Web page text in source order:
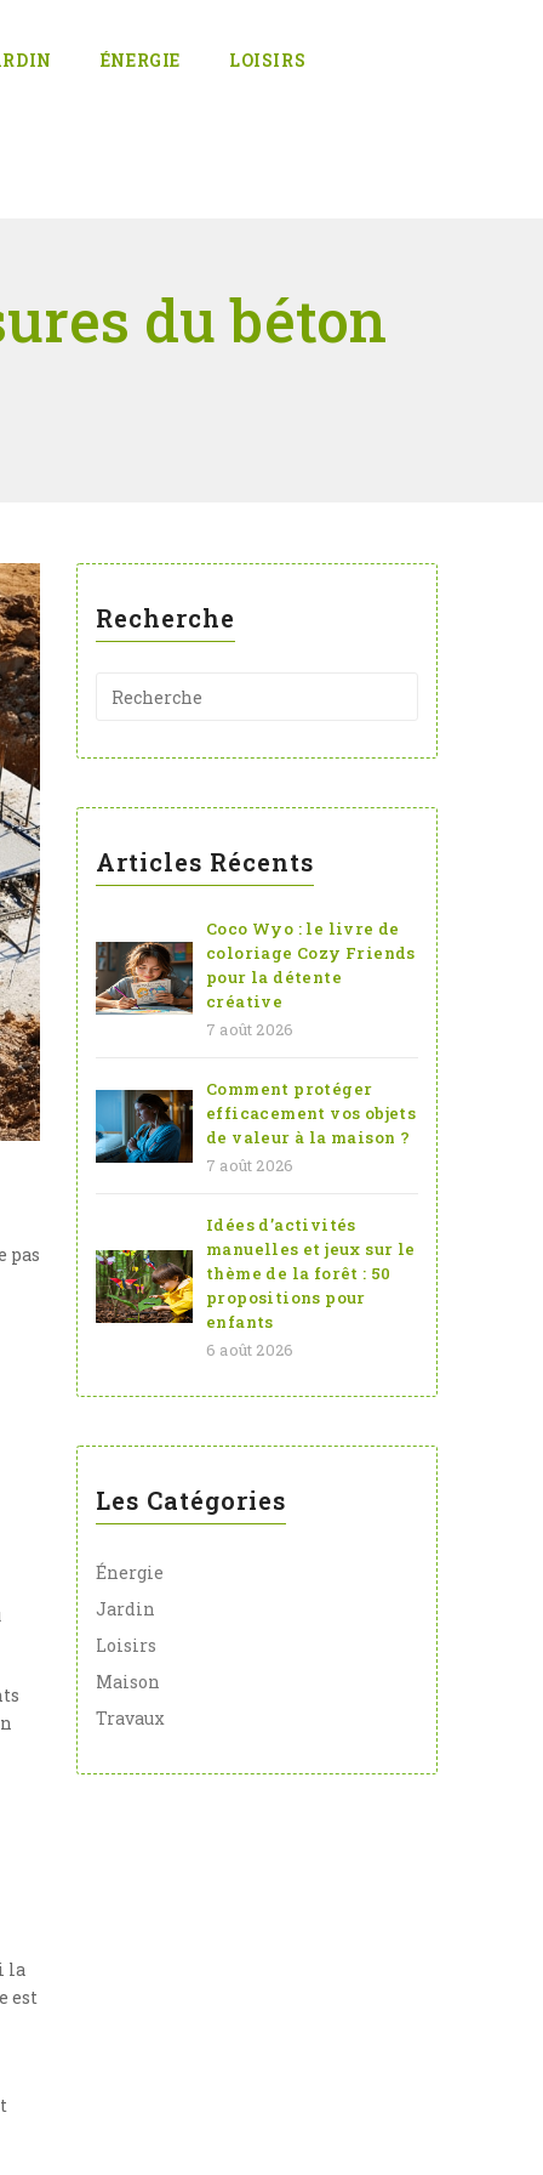
ÉNERGIE LOISIRS
du béton
pas
la
est
Recherche
Articles Récents
Coco Wyo : le livre de
coloriage Cozy Friends
pour la détente
créative
7 août 2026
Comment protéger
efficacement vos objets
de valeur à la maison ?
7 août 2026
Idées d’activités
manuelles et jeux sur le
thème de la forêt : 50
propositions pour
enfants
6 août 2026
Les Catégories
Énergie
Jardin
Loisirs
Maison
Travaux